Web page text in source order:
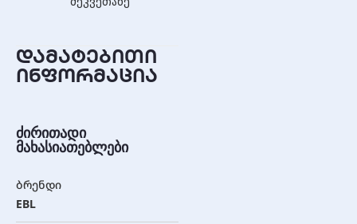
დამატებითი
ინფორმაცია
ძირითადი
მახასიათებლები
ბრენდი
EBL